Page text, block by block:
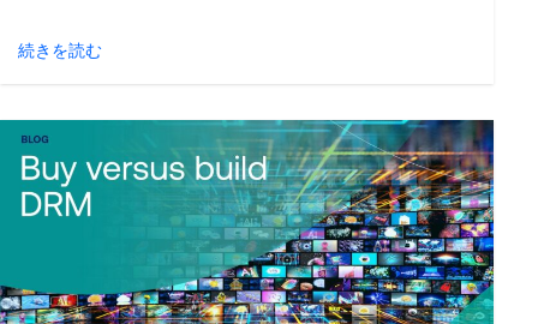
続きを読む